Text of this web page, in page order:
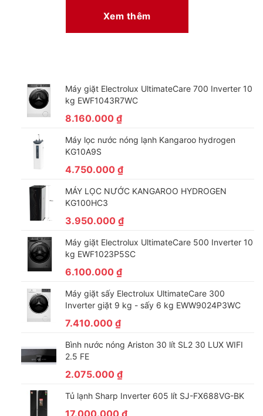
tại gia đình với Dolby Audio trên TV.
Thiết kế đơn giản nhưng tinh tế
Đường viền mỏng và kiểu cách hài hòa với thiết kế nội thất của
bạn giúp nâng cấp trải nghiệm.
Bộ Xử Lý Lõi Tứ Đưa hình ảnh đến với cuộc sống
Bốn bộ xử lý tốc độ cao, chính xác giúp loại bỏ nhiễu và tạo ra
màu sắc sống cùng độ tương phản cao hơn. Hình ảnh có độ
Xem thêm
Máy giặt Electrolux UltimateCare 700 Inverter 10
kg EWF1043R7WC
8.160.000 ₫
Máy lọc nước nóng lạnh Kangaroo hydrogen
KG10A9S
4.750.000 ₫
MÁY LỌC NƯỚC KANGAROO HYDROGEN
KG100HC3
3.950.000 ₫
Máy giặt Electrolux UltimateCare 500 Inverter 10
kg EWF1023P5SC
6.100.000 ₫
Máy giặt sấy Electrolux UltimateCare 300
Inverter giặt 9 kg - sấy 6 kg EWW9024P3WC
7.410.000 ₫
Bình nước nóng Ariston 30 lít SL2 30 LUX WIFI
2.5 FE
2.075.000 ₫
Tủ lạnh Sharp Inverter 605 lít SJ-FX688VG-BK